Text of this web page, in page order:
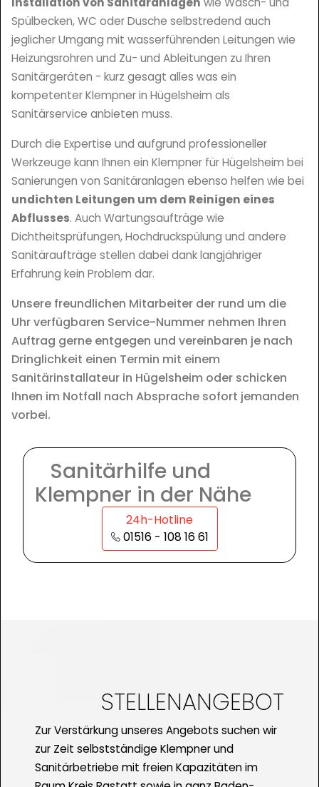
Spülbecken, WC oder Dusche selbstredend auch
jeglicher Umgang mit wasserführenden Leitungen wie
Heizungsrohren und Zu- und Ableitungen zu Ihren
Sanitärgeräten - kurz gesagt alles was ein
kompetenter Klempner in Hügelsheim als
Sanitärservice anbieten muss.
Durch die Expertise und aufgrund professioneller
Werkzeuge kann Ihnen ein Klempner für Hügelsheim bei
Sanierungen von Sanitäranlagen ebenso helfen wie bei
undichten Leitungen um dem Reinigen eines
Abflusses. Auch Wartungsaufträge wie
Dichtheitsprüfungen, Hochdruckspülung und andere
Sanitäraufträge stellen dabei dank langjähriger
Erfahrung kein Problem dar.
Unsere freundlichen Mitarbeiter der rund um die
Uhr verfügbaren Service-Nummer nehmen Ihren
Auftrag gerne entgegen und vereinbaren je nach
Dringlichkeit einen Termin mit einem
Sanitärinstallateur in Hügelsheim oder schicken
Ihnen im Notfall nach Absprache sofort jemanden
vorbei.
Sanitärhilfe und
Klempner in der Nähe
24h-Hotline
01516 - 108 16 61
STELLENANGEBOT
Zur Verstärkung unseres Angebots suchen wir
zur Zeit selbstständige Klempner und
Sanitärbetriebe mit freien Kapazitäten im